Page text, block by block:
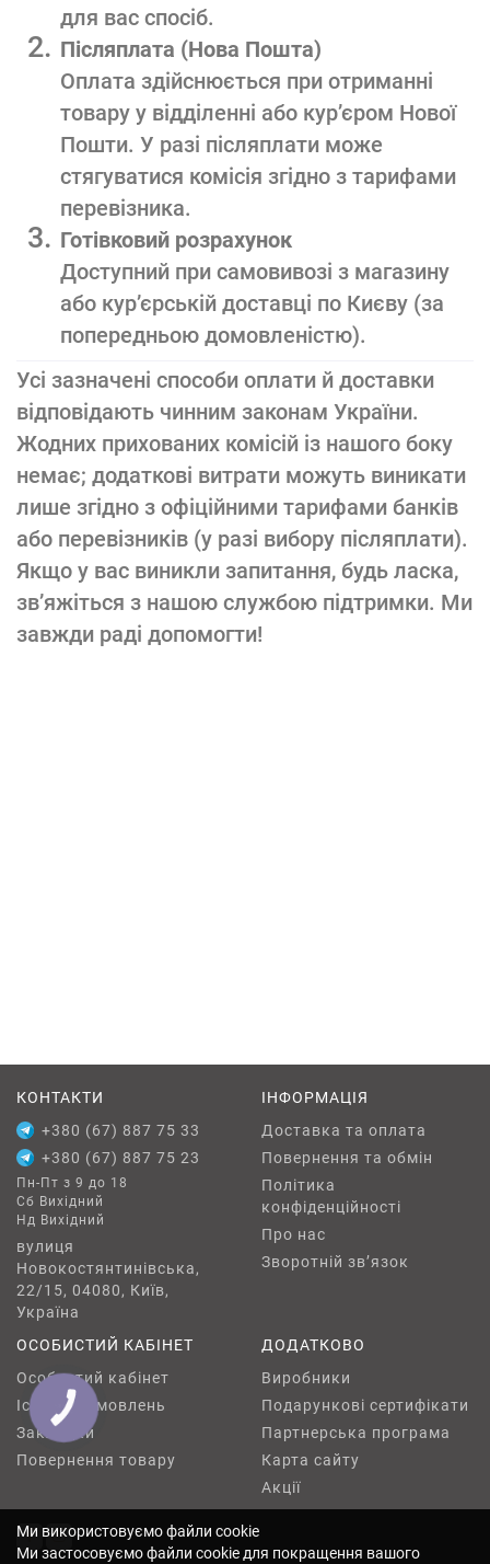
для вас спосіб.
Післяплата (Нова Пошта)
Оплата здійснюється при отриманні
товару у відділенні або кур’єром Нової
Пошти. У разі післяплати може
стягуватися комісія згідно з тарифами
перевізника.
Готівковий розрахунок
Доступний при самовивозі з магазину
або кур’єрській доставці по Києву (за
попередньою домовленістю).
Усі зазначені способи оплати й доставки
відповідають чинним законам України.
Жодних прихованих комісій із нашого боку
немає; додаткові витрати можуть виникати
лише згідно з офіційними тарифами банків
або перевізників (у разі вибору післяплати).
Якщо у вас виникли запитання, будь ласка,
зв’яжіться з нашою службою підтримки. Ми
завжди раді допомогти!
КОНТАКТИ
+380 (67) 887 75 33
+380 (67) 887 75 23
Пн-Пт з 9 до 18
Сб Вихідний
Нд Вихідний
вулиця
Новокостянтинівська,
22/15, 04080, Київ,
Україна
ІНФОРМАЦІЯ
Доставка та оплата
Повернення та обмін
Політика
конфіденційності
Про нас
Зворотній зв’язок
ОСОБИСТИЙ КАБІНЕТ
Особистий кабінет
Історія замовлень
Закладки
Повернення товару
ДОДАТКОВО
Виробники
Подарункові сертифікати
Партнерська програма
Карта сайту
Акції
Ми використовуємо файли cookie
Ми застосовуємо файли cookie для покращення вашого
КНОПКА
ЗВ'ЯЗКУ